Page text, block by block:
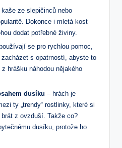
ze slepičinců nebo
Dokonce i mletá kost
dodat potřebné živiny.
se pro rychlou pomoc,
s opatrností, abyste to
hrášku náhodou nějakého
dusíku – hrách je
ty „trendy“ rostlinky, které si
z ovzduší. Takže co?
dusíku, protože ho